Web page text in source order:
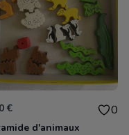
€ 0
d'animaux